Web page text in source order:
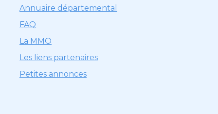
Annuaire départemental
FAQ
La MMO
Les liens partenaires
Petites annonces